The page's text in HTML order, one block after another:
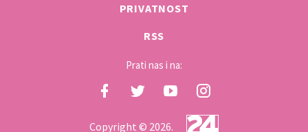
PRIVATNOST
RSS
Prati nas i na:
Copyright © 2026.